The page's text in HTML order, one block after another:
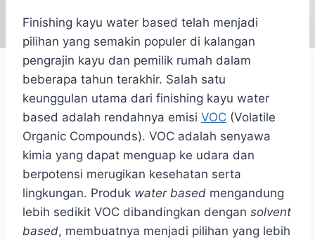
Finishing kayu water based telah menjadi
pilihan yang semakin populer di kalangan
pengrajin kayu dan pemilik rumah dalam
beberapa tahun terakhir. Salah satu
keunggulan utama dari finishing kayu water
based adalah rendahnya emisi VOC (Volatile
Organic Compounds). VOC adalah senyawa
kimia yang dapat menguap ke udara dan
berpotensi merugikan kesehatan serta
lingkungan. Produk water based mengandung
lebih sedikit VOC dibandingkan dengan solvent
based, membuatnya menjadi pilihan yang lebih